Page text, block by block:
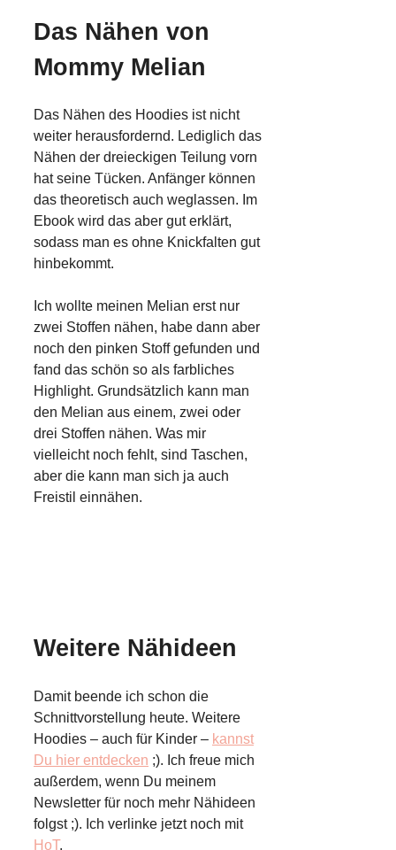
Das Nähen von
Mommy Melian
Das Nähen des Hoodies ist nicht
weiter herausfordernd. Lediglich das
Nähen der dreieckigen Teilung vorn
hat seine Tücken. Anfänger können
das theoretisch auch weglassen. Im
Ebook wird das aber gut erklärt,
sodass man es ohne Knickfalten gut
hinbekommt.
Ich wollte meinen Melian erst nur
zwei Stoffen nähen, habe dann aber
noch den pinken Stoff gefunden und
fand das schön so als farbliches
Highlight. Grundsätzlich kann man
den Melian aus einem, zwei oder
drei Stoffen nähen. Was mir
vielleicht noch fehlt, sind Taschen,
aber die kann man sich ja auch
Freistil einnähen.
Weitere Nähideen
Damit beende ich schon die
Schnittvorstellung heute. Weitere
Hoodies – auch für Kinder – kannst
Du hier entdecken ;). Ich freue mich
außerdem, wenn Du meinem
Newsletter für noch mehr Nähideen
folgst ;). Ich verlinke jetzt noch mit
HoT.